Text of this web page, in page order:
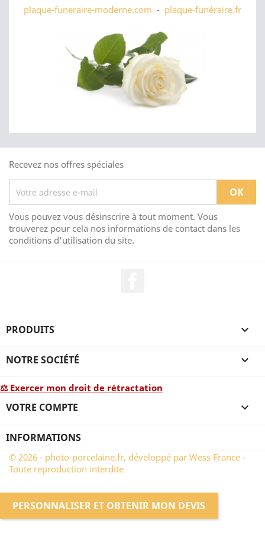
plaque-funeraire-moderne.com - plaque-funéraire.fr
Recevez nos offres spéciales
Vous pouvez vous désinscrire à tout moment. Vous
trouverez pour cela nos informations de contact dans les
conditions d'utilisation du site.
PRODUITS 
NOTRE SOCIÉTÉ 
⚖ Exercer mon droit de rétractation
VOTRE COMPTE 
INFORMATIONS
© 2026 - photo-porcelaine.fr, développé par Wess France -
Toute reproduction interdite
PERSONNALISER ET OBTENIR MON DEVIS